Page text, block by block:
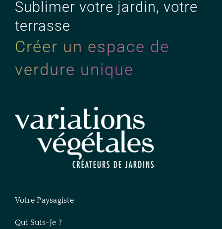
Sublimer votre jardin, votre
terrasse
Créer un espace de
verdure unique
Votre Paysagiste
Qui Suis-Je ?